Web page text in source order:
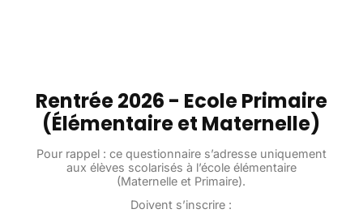
Rentrée 2026 - Ecole Primaire
(Élémentaire et Maternelle)
Pour rappel : ce questionnaire s’adresse uniquement
aux élèves scolarisés à l’école élémentaire
(Maternelle et Primaire).
Doivent s’inscrire :